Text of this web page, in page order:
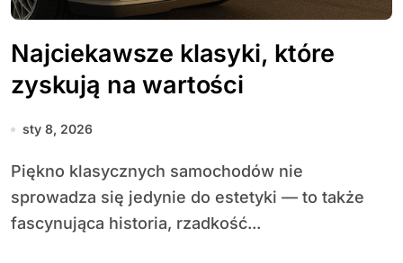
Najciekawsze klasyki, które
zyskują na wartości
sty 8, 2026
Piękno klasycznych samochodów nie
sprowadza się jedynie do estetyki — to także
fascynująca historia, rzadkość...